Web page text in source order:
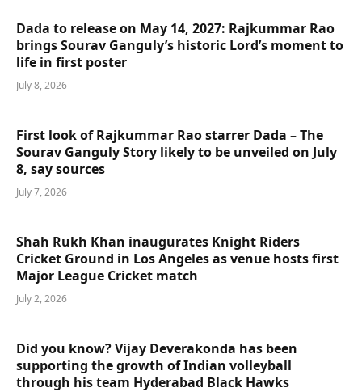
Dada to release on May 14, 2027: Rajkummar Rao
brings Sourav Ganguly’s historic Lord’s moment to
life in first poster
July 8, 2026
First look of Rajkummar Rao starrer Dada – The
Sourav Ganguly Story likely to be unveiled on July
8, say sources
July 7, 2026
Shah Rukh Khan inaugurates Knight Riders
Cricket Ground in Los Angeles as venue hosts first
Major League Cricket match
July 2, 2026
Did you know? Vijay Deverakonda has been
supporting the growth of Indian volleyball
through his team Hyderabad Black Hawks